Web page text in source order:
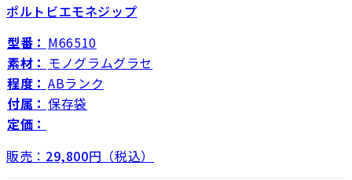
ポルトビエモネジップ
型番： M66510
素材： モノグラムグラセ
程度： ABランク
付属： 保存袋
定価：
販売： 29,800円（税込）